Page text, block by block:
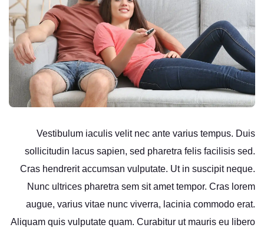
Vestibulum iaculis velit nec ante varius tempus. Duis
sollicitudin lacus sapien, sed pharetra felis facilisis sed.
Cras hendrerit accumsan vulputate. Ut in suscipit neque.
Nunc ultrices pharetra sem sit amet tempor. Cras lorem
augue, varius vitae nunc viverra, lacinia commodo erat.
Aliquam quis vulputate quam. Curabitur ut mauris eu libero